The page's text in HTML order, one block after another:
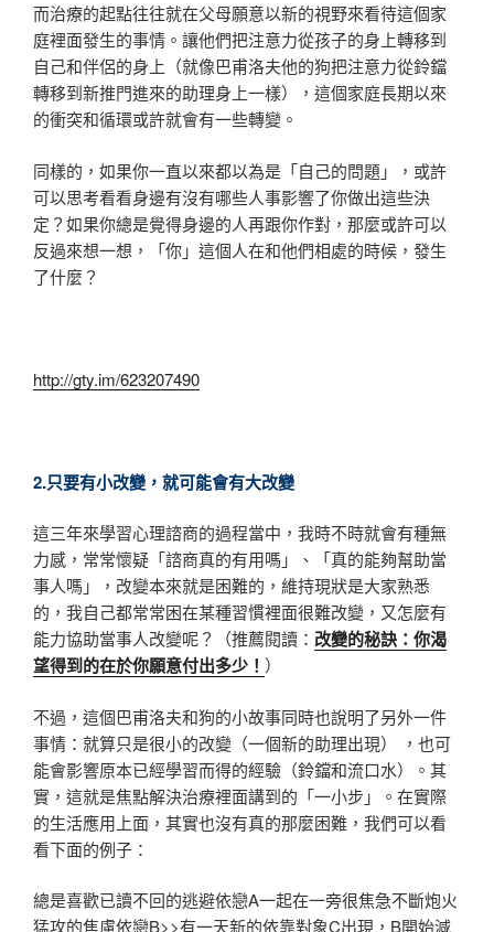
而治療的起點往往就在父母願意以新的視野來看待這個家
庭裡面發生的事情。讓他們把注意力從孩子的身上轉移到
自己和伴侶的身上（就像巴甫洛夫他的狗把注意力從鈴鐺
轉移到新推門進來的助理身上一樣），這個家庭長期以來
的衝突和循環或許就會有一些轉變。
同樣的，如果你一直以來都以為是「自己的問題」，或許
可以思考看看身邊有沒有哪些人事影響了你做出這些決
定？如果你總是覺得身邊的人再跟你作對，那麼或許可以
反過來想一想，「你」這個人在和他們相處的時候，發生
了什麼？
http://gty.im/623207490
2.只要有小改變，就可能會有大改變
這三年來學習心理諮商的過程當中，我時不時就會有種無
力感，常常懷疑「諮商真的有用嗎」、「真的能夠幫助當
事人嗎」，改變本來就是困難的，維持現狀是大家熟悉
的，我自己都常常困在某種習慣裡面很難改變，又怎麼有
能力協助當事人改變呢？（推薦閱讀： 改變的秘訣：你渴
望得到的在於你願意付出多少！ ）
不過，這個巴甫洛夫和狗的小故事同時也說明了另外一件
事情：就算只是很小的改變（一個新的助理出現） ，也可
能會影響原本已經學習而得的經驗（鈴鐺和流口水）。其
實，這就是焦點解決治療裡面講到的「一小步」。在實際
的生活應用上面，其實也沒有真的那麼困難，我們可以看
看下面的例子：
總是喜歡已讀不回的逃避依戀A一起在一旁很焦急不斷炮火
猛攻的焦慮依戀B>>有一天新的依靠對象C出現，B開始減